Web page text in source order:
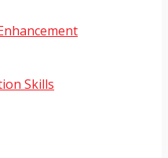
Skills